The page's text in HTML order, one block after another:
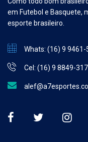
Como todo bom
em Futebol e Basquete,
esporte brasileiro.
Whats: (16) 9 9461-
Cel: (16) 9 8849-